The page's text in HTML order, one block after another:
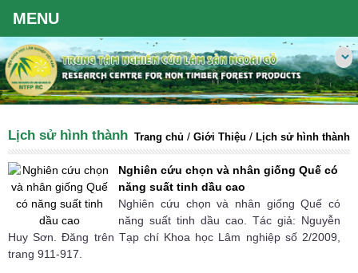
Lịch sử hình thành Trang chủ / Giới Thiệu / Lịch sử hình thành
Nghiên cứu chọn và nhân giống Quế có
năng suất tinh dầu cao
Nghiên cứu chọn và nhân giống Quế có
năng suất tinh dầu cao. Tác giả: Nguyễn
Huy Sơn. Đăng trên Tạp chí Khoa học Lâm nghiệp số 2/2009,
trang 911-917.